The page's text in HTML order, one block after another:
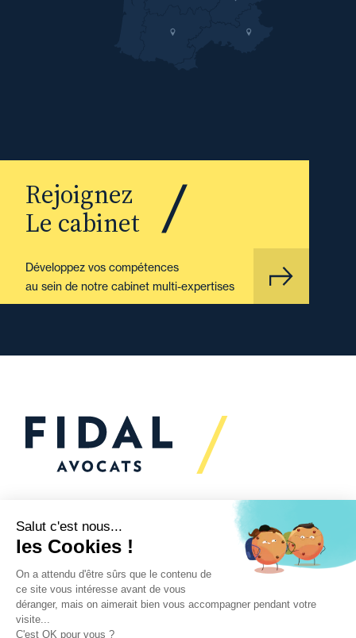
Rejoignez
Le cabinet
Développez vos compétences
au sein de notre cabinet multi-expertises
Vous souhaitez échanger
avec nous ?
Nous sommes
à votre écoute